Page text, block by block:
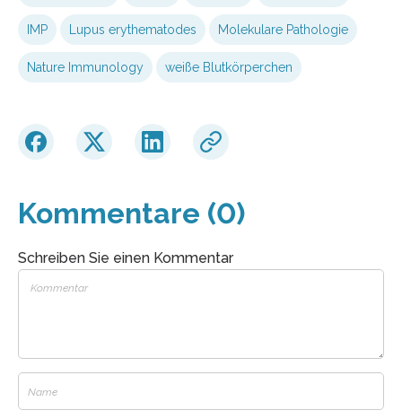
IMP Lupus erythematodes Molekulare Pathologie
Nature Immunology weiße Blutkörperchen
Kommentare (0)
Schreiben Sie einen Kommentar